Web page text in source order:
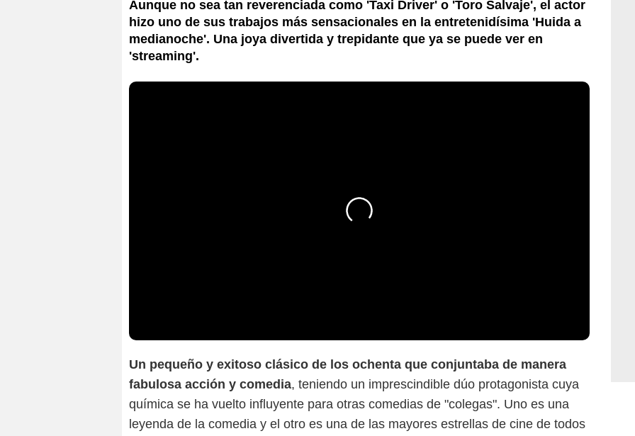
Aunque no sea tan reverenciada como 'Taxi Driver' o 'Toro Salvaje', el actor
hizo uno de sus trabajos más sensacionales en la entretenidísima 'Huida a
medianoche'. Una joya divertida y trepidante que ya se puede ver en
'streaming'.
Un pequeño y exitoso clásico de los ochenta que conjuntaba de manera
fabulosa acción y comedia, teniendo un imprescindible dúo protagonista cuya
química se ha vuelto influyente para otras comedias de "colegas". Uno es una
leyenda de la comedia y el otro es una de las mayores estrellas de cine de todos